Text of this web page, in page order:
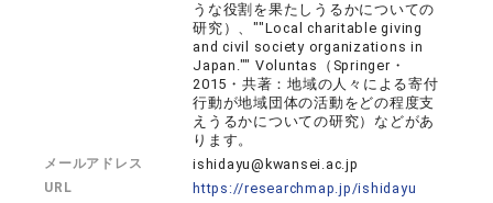
うな役割を果たしうるかについての
研究）、""Local charitable giving
and civil society organizations in
Japan."" Voluntas（Springer・
2015・共著：地域の人々による寄付
行動が地域団体の活動をどの程度支
えうるかについての研究）などがあ
ります。
メールアドレス ishidayu@kwansei.ac.jp
URL https://researchmap.jp/ishidayu